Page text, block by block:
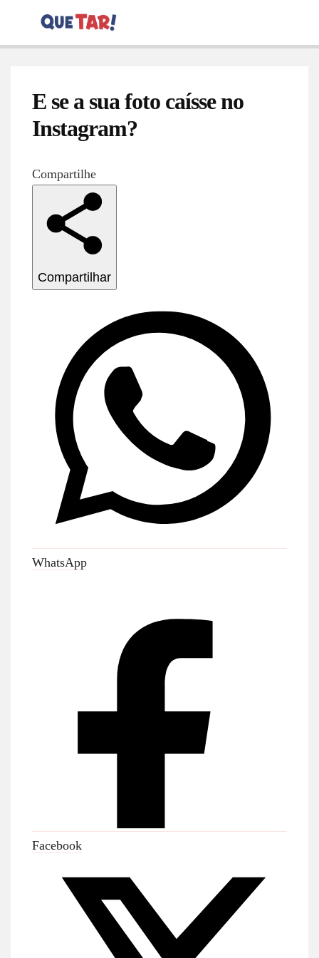
E se a sua foto caísse no
Instagram?
Compartilhe
Compartilhar
WhatsApp
Facebook